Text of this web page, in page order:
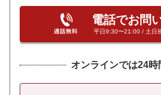
電話でお問
平日9:30〜21:00 / 土日
オンラインでは24時